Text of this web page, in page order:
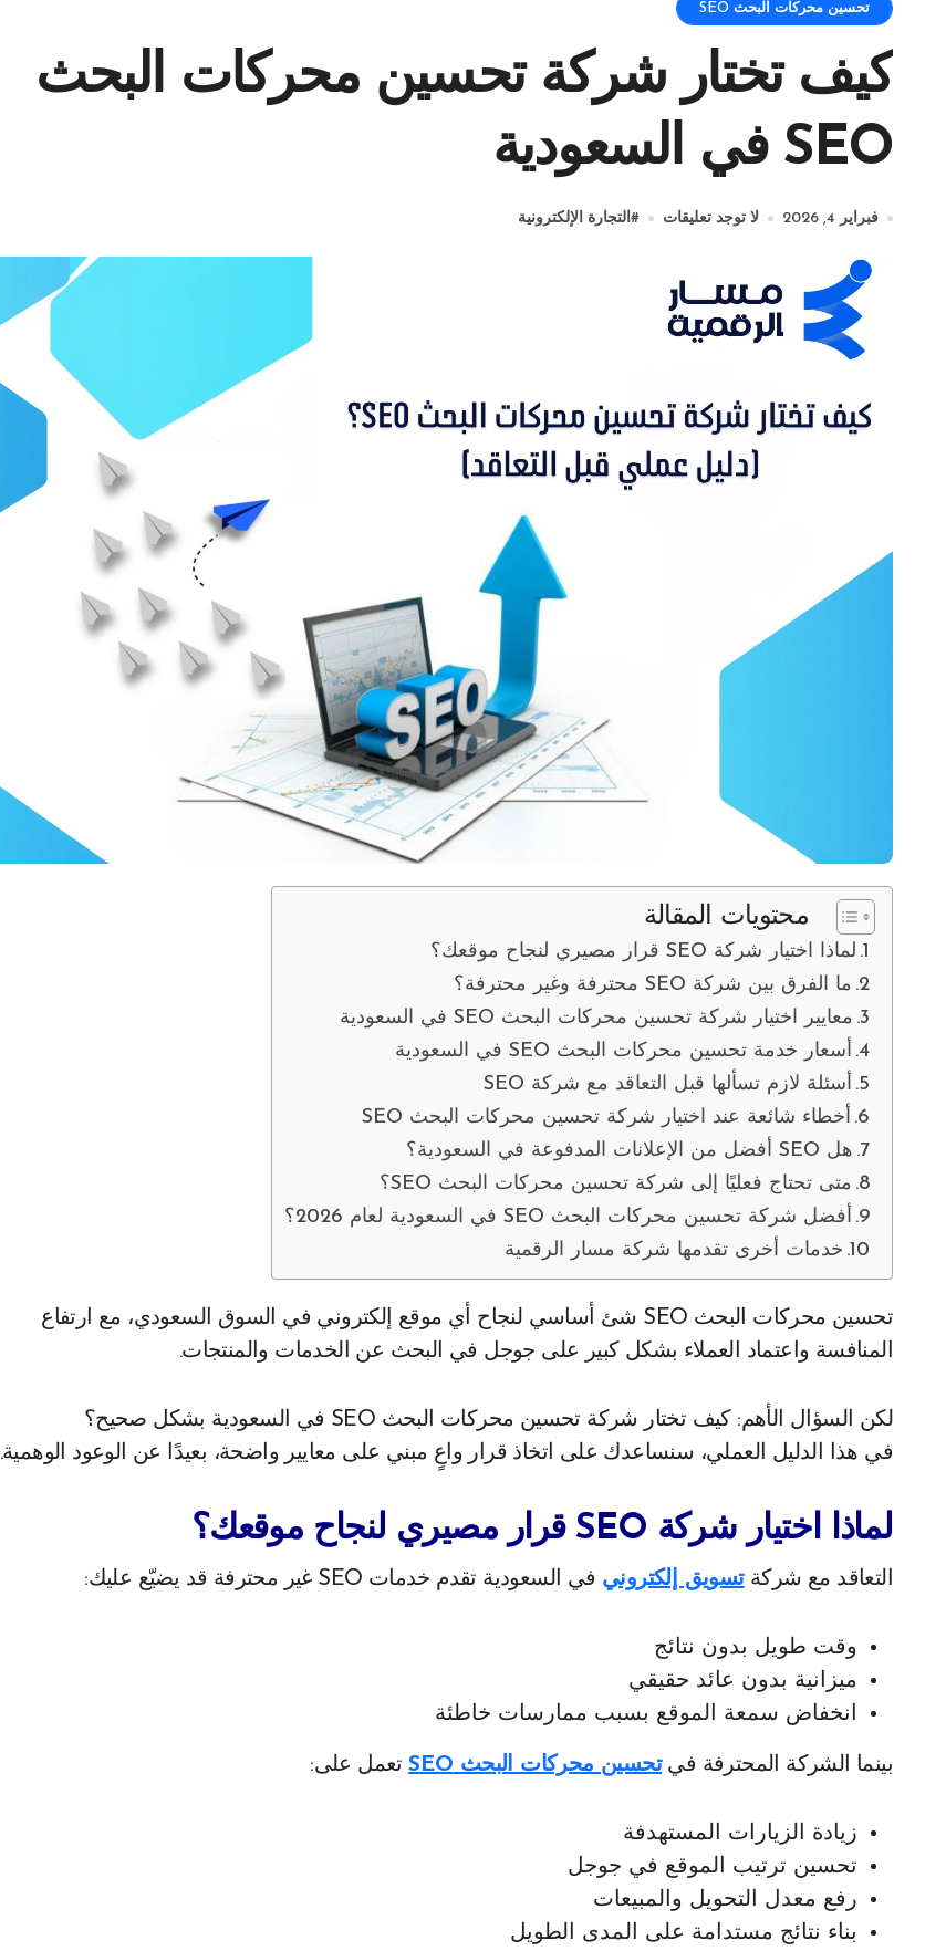
تحسين محركات البحث SEO
كيف تختار شركة تحسين محركات البحث
SEO في السعودية
فبراير 4, 2026 لا توجد تعليقات #التجارة الإلكترونية
محتويات المقالة
لماذا اختيار شركة SEO قرار مصيري لنجاح موقعك؟
ما الفرق بين شركة SEO محترفة وغير محترفة؟
معايير اختيار شركة تحسين محركات البحث SEO في السعودية
أسعار خدمة تحسين محركات البحث SEO في السعودية
أسئلة لازم تسألها قبل التعاقد مع شركة SEO
أخطاء شائعة عند اختيار شركة تحسين محركات البحث SEO
هل SEO أفضل من الإعلانات المدفوعة في السعودية؟
متى تحتاج فعليًا إلى شركة تحسين محركات البحث SEO؟
أفضل شركة تحسين محركات البحث SEO في السعودية لعام 2026؟
خدمات أخرى تقدمها شركة مسار الرقمية
تحسين محركات البحث SEO شئ أساسي لنجاح أي موقع إلكتروني في السوق السعودي، مع ارتفاع
المنافسة واعتماد العملاء بشكل كبير على جوجل في البحث عن الخدمات والمنتجات.
لكن السؤال الأهم: كيف تختار شركة تحسين محركات البحث SEO في السعودية بشكل صحيح؟
في هذا الدليل العملي، سنساعدك على اتخاذ قرار واعٍ مبني على معايير واضحة، بعيدًا عن الوعود الوهمية.
لماذا اختيار شركة SEO قرار مصيري لنجاح موقعك؟
التعاقد مع شركةتسويق إلكتروني في السعودية تقدم خدمات SEO غير محترفة قد يضيّع عليك:
وقت طويل بدون نتائج
ميزانية بدون عائد حقيقي
انخفاض سمعة الموقع بسبب ممارسات خاطئة
بينما الشركة المحترفة فيتحسين محركات البحث SEO تعمل على:
زيادة الزيارات المستهدفة
تحسين ترتيب الموقع في جوجل
رفع معدل التحويل والمبيعات
بناء نتائج مستدامة على المدى الطويل